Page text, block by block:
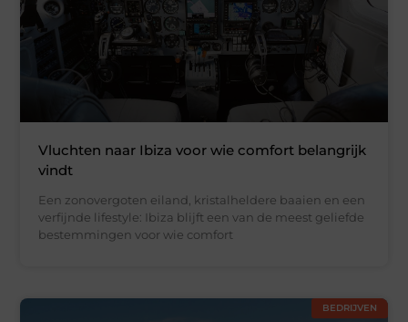
Vluchten naar Ibiza voor wie comfort belangrijk
vindt
Een zonovergoten eiland, kristalheldere baaien en een
verfijnde lifestyle: Ibiza blijft een van de meest geliefde
bestemmingen voor wie comfort
BEDRIJVEN